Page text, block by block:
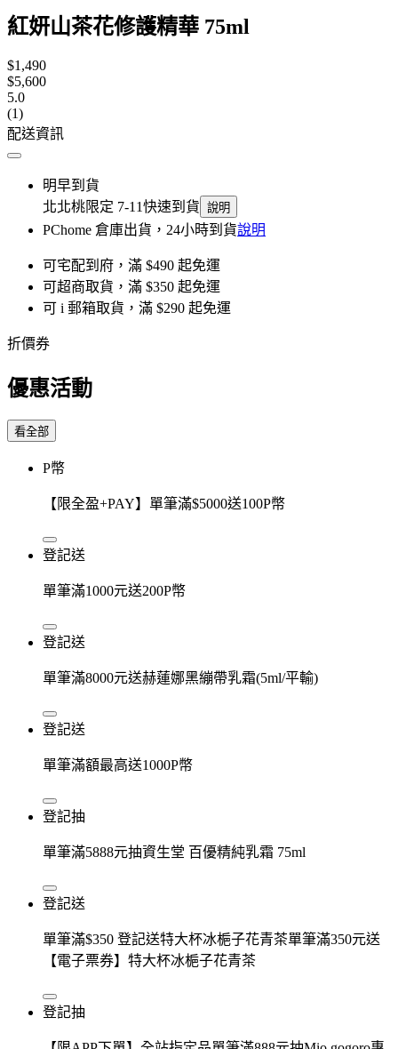
紅妍山茶花修護精華 75ml
$1,490
$5,600
5.0
(1)
配送資訊
明早到貨
北北桃限定 7-11快速到貨 說明
PChome 倉庫出貨，24小時到貨說明
可宅配到府，滿 $490 起免運
可超商取貨，滿 $350 起免運
可 i 郵箱取貨，滿 $290 起免運
折價券
優惠活動
看全部
P幣
【限全盈+PAY】單筆滿$5000送100P幣
登記送
單筆滿1000元送200P幣
登記送
單筆滿8000元送赫蓮娜黑繃帶乳霜(5ml/平輸)
登記送
單筆滿額最高送1000P幣
登記抽
單筆滿5888元抽資生堂 百優精純乳霜 75ml
登記送
單筆滿$350 登記送特大杯冰梔子花青茶單筆滿350元送
【電子票券】特大杯冰梔子花青茶
登記抽